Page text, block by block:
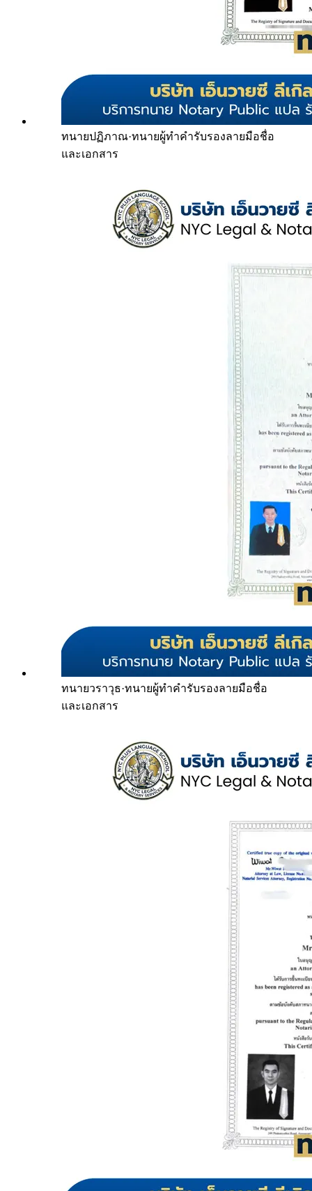
ทนายปฏิภาณ·ทนายผู้ทำคำรับรองลายมือชื่อ
และเอกสาร
ทนายวราวุธ·ทนายผู้ทำคำรับรองลายมือชื่อ
และเอกสาร